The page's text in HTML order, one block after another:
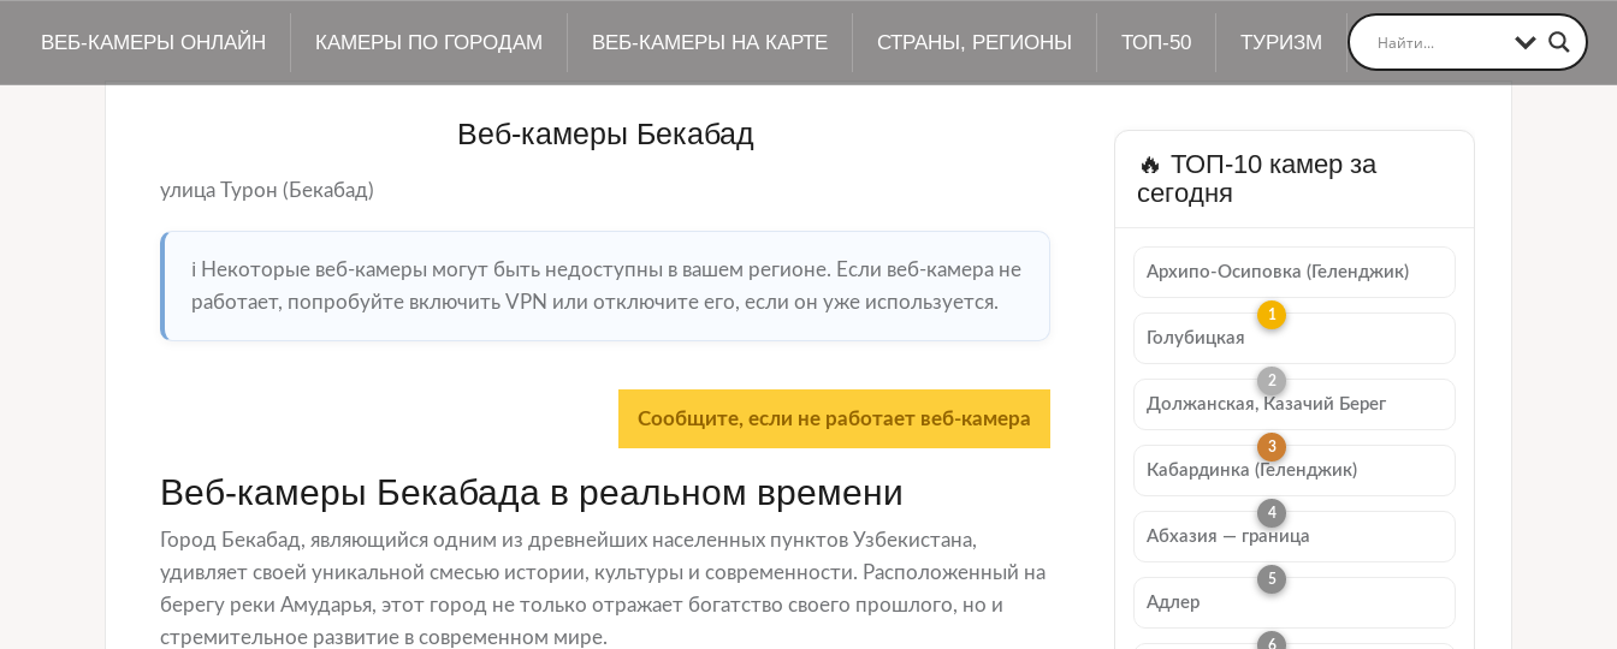
ВЕБ-КАМЕРЫ ОНЛАЙН КАМЕРЫ ПО ГОРОДАМ ВЕБ-КАМЕРЫ НА КАРТЕ СТРАНЫ, РЕГИОНЫ ТОП-50 ТУРИЗМ
Веб-камеры Бекабад
улица Турон (Бекабад)
ℹ️ Некоторые веб-камеры могут быть недоступны в вашем регионе. Если веб-камера не
работает, попробуйте включить VPN или отключите его, если он уже используется.
Сообщите, если не работает веб-камера
Веб-камеры Бекабада в реальном времени
Город Бекабад, являющийся одним из древнейших населенных пунктов Узбекистана,
удивляет своей уникальной смесью истории, культуры и современности. Расположенный на
берегу реки Амударья, этот город не только отражает богатство своего прошлого, но и
стремительное развитие в современном мире.
🔥 ТОП-10 камер за
сегодня
Архипо-Осиповка (Геленджик)
Голубицкая
Должанская, Казачий Берег
Кабардинка (Геленджик)
Абхазия — граница
Адлер